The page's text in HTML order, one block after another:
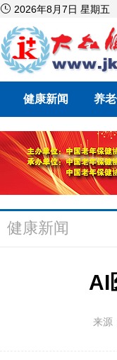
 2026年8月7日 星期五
健康新闻 养
健康新闻
AI
来源